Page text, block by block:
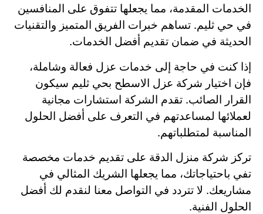
الخدمات المقدمة، مما يجعلها تتفوق على المنافسين
في حي ثليم. تساهم خبرات الفريق المتميز والتقنيات
الحديثة في ضمان تقديم أفضل الخدمات.
إذا كنت في حاجة إلى خدمات عزل فعالة وشاملة،
فإن اختيار شركة عزل الاسطح بحي ثليم سيكون
القرار الصائب. تقدم الشركة استشارات مجانية
لعملائها لمساعدتهم في التعرف على أفضل الحلول
المناسبة لمتطلباتهم.
تركز شركة منزل الدقة على تقديم خدمات مخصصة
تفي باحتياجاتك، مما يجعلها الشريك المثالي في
مشاريعك. لا تتردد في التواصل معنا لنقدم لك أفضل
الحلول الفنية.